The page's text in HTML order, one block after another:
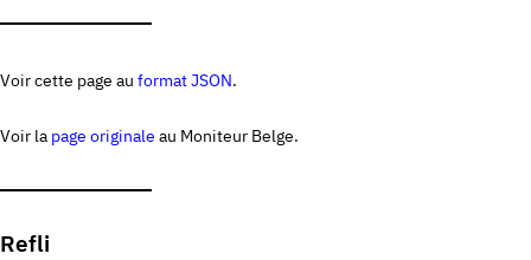
Voir cette page au format JSON.
Voir la page originale au Moniteur Belge.
Refli